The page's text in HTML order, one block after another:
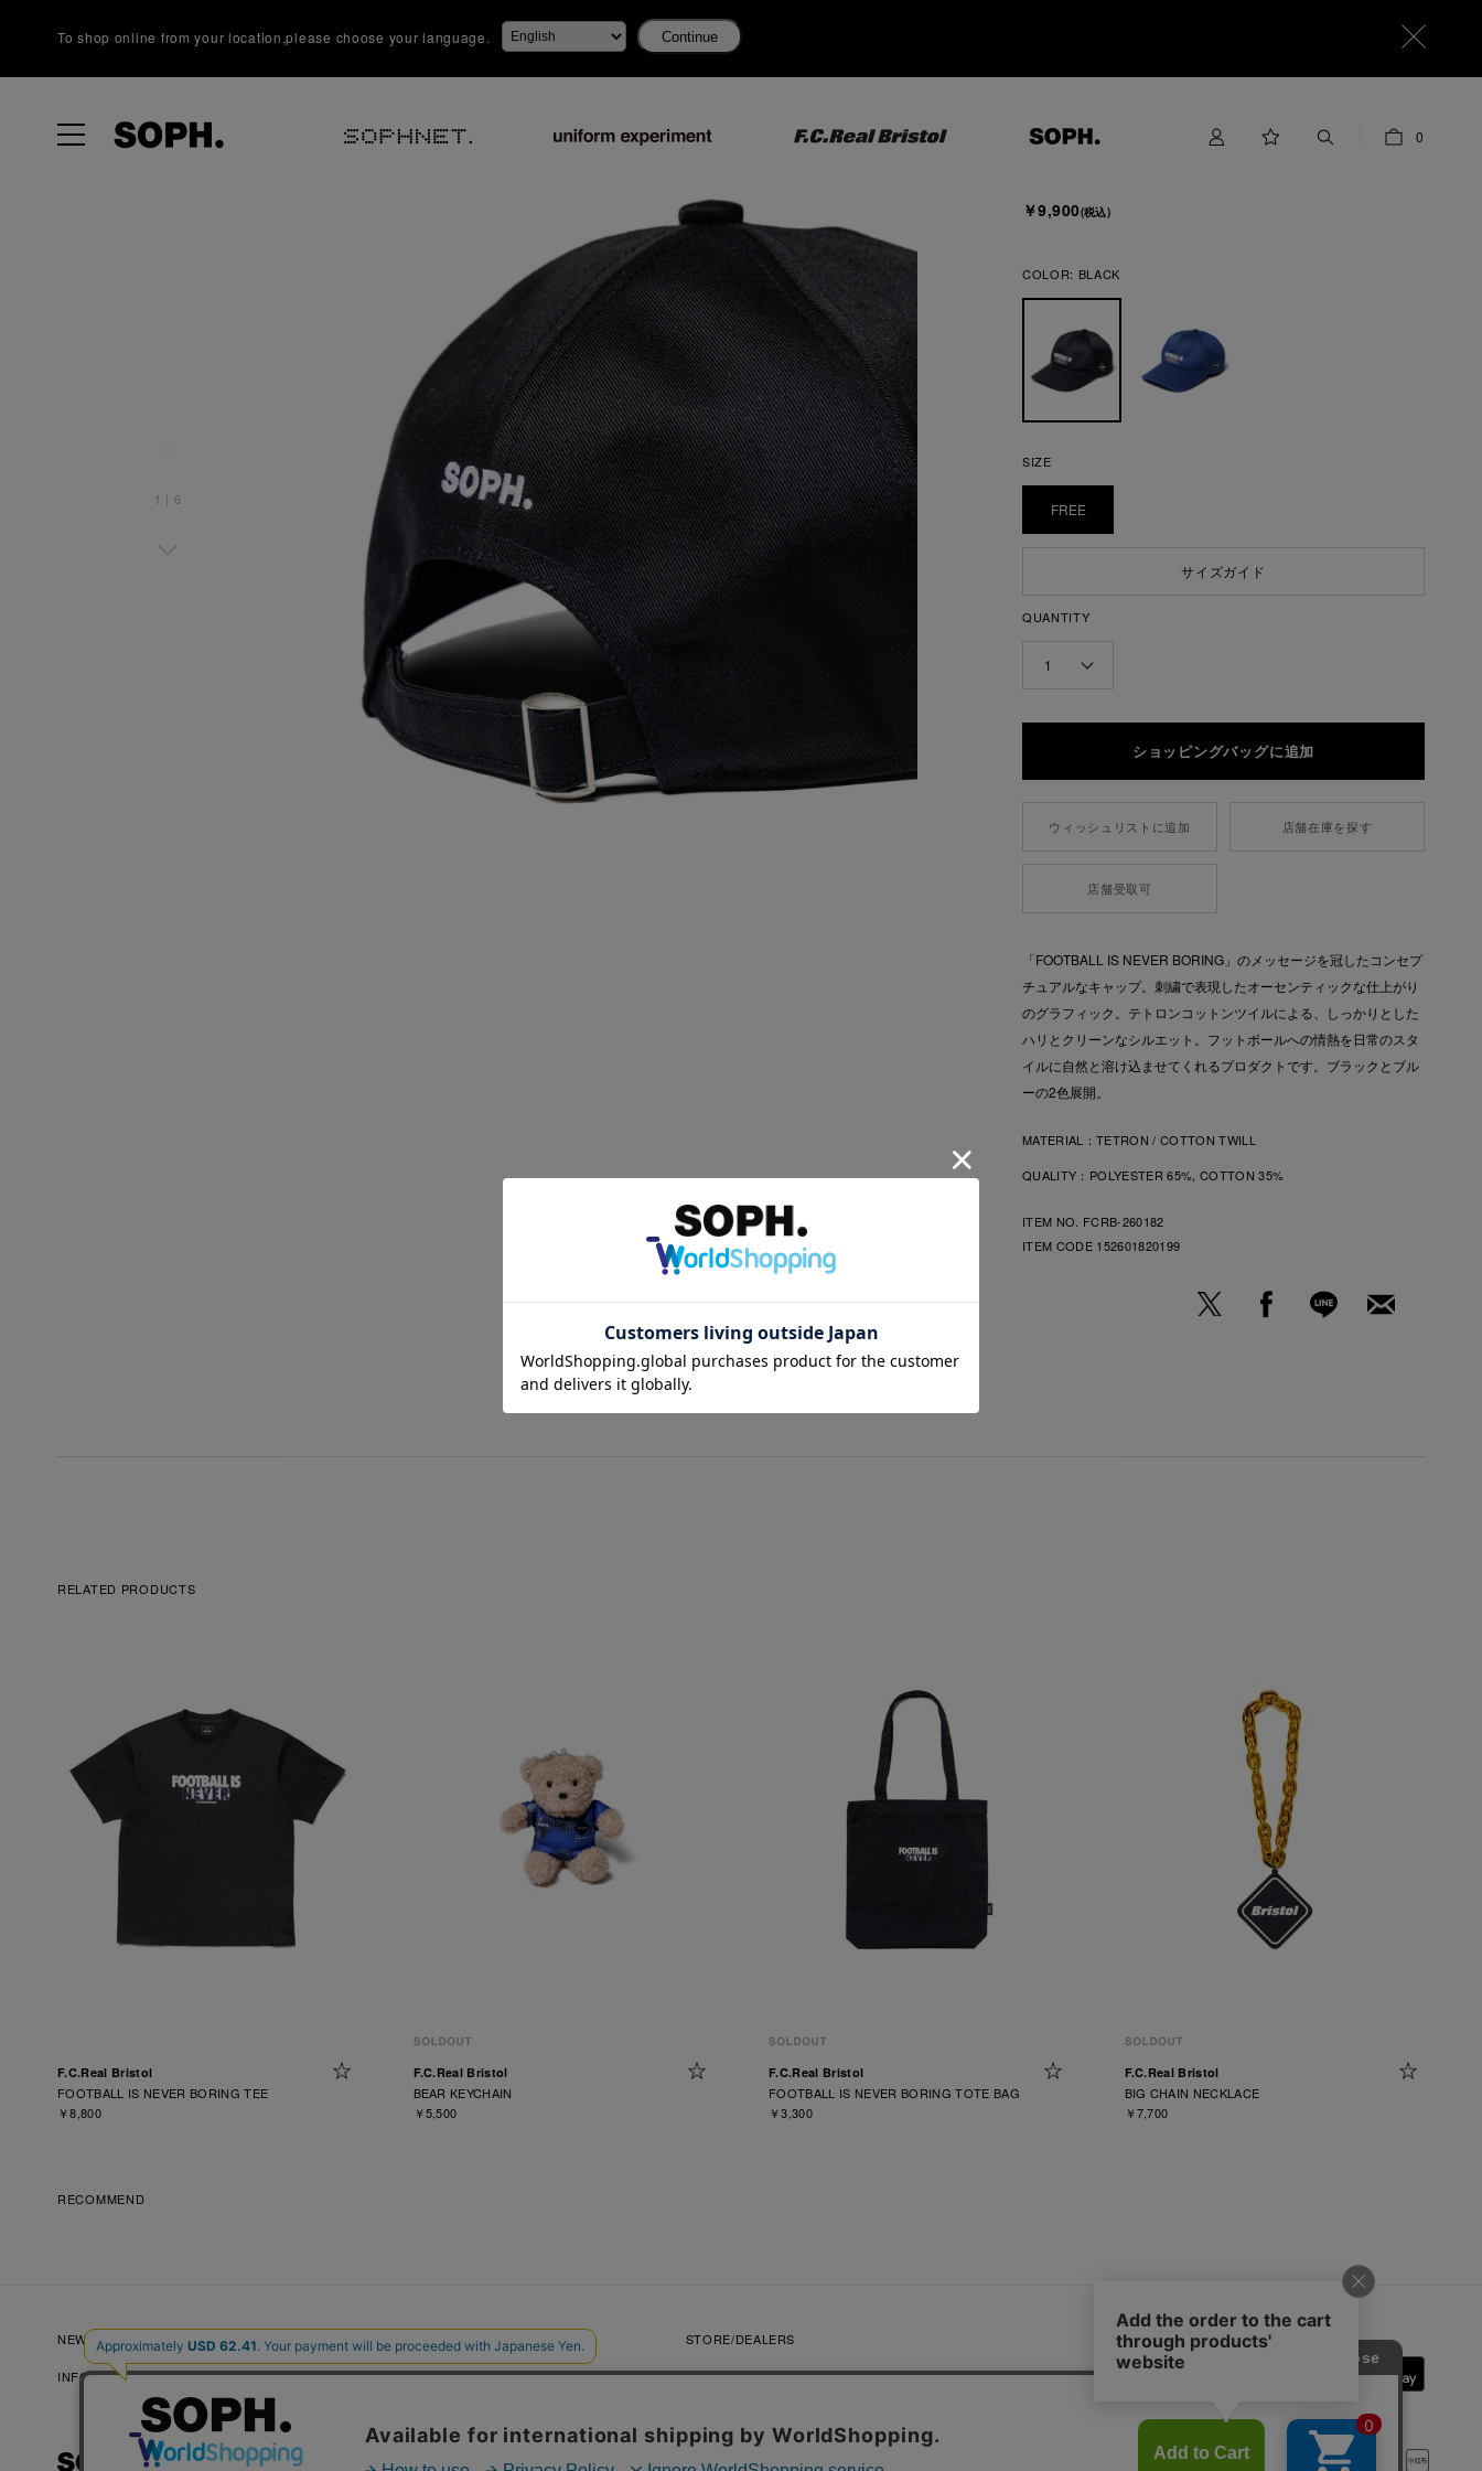
To shop online from your location,please choose your language. Continue
0
1 | 6
F.C.Real Bristol
￥9,900(税込)
COLOR: BLACK
SIZE
FREE
サイズガイド
QUANTITY
1
ウィッシュリストに追加 店舗在庫を探す
店舗受取可
「FOOTBALL IS NEVER BORING」のメッセージを冠したコンセプ
チュアルなキャップ。刺繍で表現したオーセンティックな仕上がり
のグラフィック。テトロンコットンツイルによる、しっかりとした
ハリとクリーンなシルエット。フットボールへの情熱を日常のスタ
イルに自然と溶け込ませてくれるプロダクトです。ブラックとブル
ーの2色展開。
MATERIAL： TETRON / COTTON TWILL
QUALITY： POLYESTER 65%, COTTON 35%
ITEM NO. FCRB-260182
ITEM CODE 152601820199
RELATED PRODUCTS
F.C.Real Bristol
FOOTBALL IS NEVER BORING TEE
￥8,800
F.C.Real Bristol
BEAR KEYCHAIN
￥5,500
F.C.Real Bristol
FOOTBALL IS NEVER BORING TOTE BAG
￥3,300
F.C.Real Bristol
BIG CHAIN NECKLACE
￥7,700
RECOMMEND
NEW ARRIVALS NEWS LOOKBOOKS VIDEOS STORE/DEALERS
INFORMATION RECRUIT FAQ CONTACT SOPH. MEMBERS
SOPH.App